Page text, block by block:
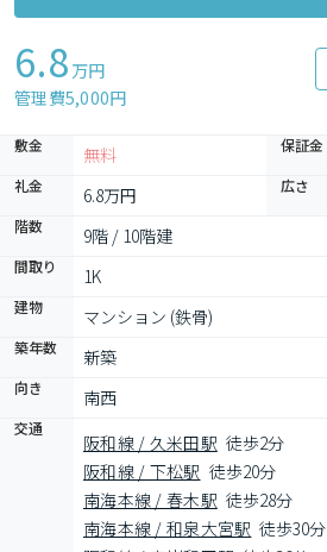
6.8 万円
管理費5,000円
敷金 無料 保証金
礼金 6.8万円 広さ
階数 9階 / 10階建
間取り 1K
建物 マンション (鉄骨)
築年数 新築
向き 南西
交通
阪和線 / 久米田駅 徒歩2分
阪和線 / 下松駅 徒歩20分
南海本線 / 春木駅 徒歩28分
南海本線 / 和泉大宮駅 徒歩30分